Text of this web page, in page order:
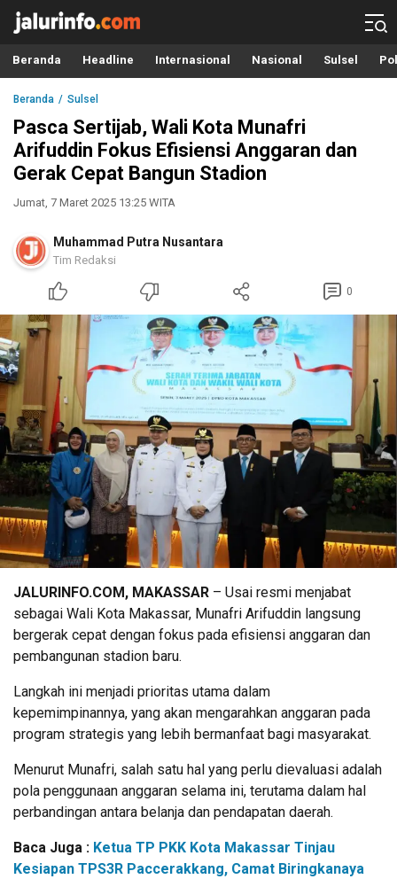
Info Terbaru, Berita Terkini Hari Ini, Jalurinfo.com
Terkini, Akurat dan Terpercaya
Beranda Headline Internasional Nasional Sulsel
Beranda Sulsel
Pasca Sertijab, Wali Kota Munafri
Arifuddin Fokus Efisiensi Anggaran dan
Gerak Cepat Bangun Stadion
Jumat, 7 Maret 2025 13:25 WITA
Muhammad Putra Nusantara
Tim Redaksi
0
JALURINFO.COM, MAKASSAR – Usai resmi menjabat
sebagai Wali Kota Makassar, Munafri Arifuddin langsung
bergerak cepat dengan fokus pada efisiensi anggaran dan
pembangunan stadion baru.
Langkah ini menjadi prioritas utama dalam
kepemimpinannya, yang akan mengarahkan anggaran pada
program strategis yang lebih bermanfaat bagi masyarakat.
Menurut Munafri, salah satu hal yang perlu dievaluasi adalah
pola penggunaan anggaran selama ini, terutama dalam hal
perbandingan antara belanja dan pendapatan daerah.
Baca Juga : Ketua TP PKK Kota Makassar Tinjau
Kesiapan TPS3R Paccerakkang, Camat Biringkanaya